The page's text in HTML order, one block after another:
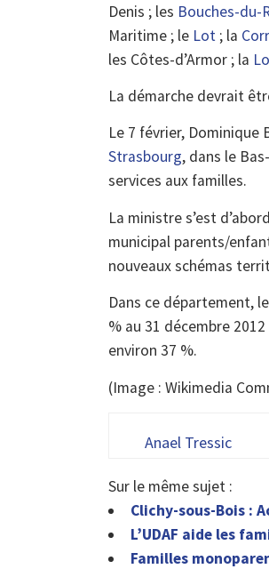
Denis ; les Bouches-du-
Maritime ; le Lot ; la
les Côtes-d’Armor ; la
La démarche devrait
Le 7 février, Dominique
Strasbourg, dans le
services aux familles.
La ministre s’est
municipal parents/
nouveaux schémas
Dans ce département,
% au 31 décembre
environ 37 %.
(Image : Wikimedia
Anael Tressic
Sur le même sujet :
Clichy-sous-Bois :
L’UDAF aide les
Familles